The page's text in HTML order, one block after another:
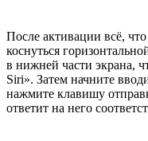
После активации всё,
коснуться
в нижней части экрана,
Siri». Затем начните
нажмите клавишу
ответит на него